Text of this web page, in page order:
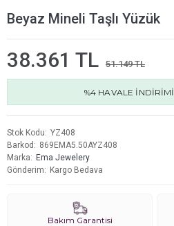
Beyaz Mineli Taşlı Yüzük
38.361 TL 51.149 TL
%4 HAVALE İNDİRİMİ
Stok Kodu
YZ408
Barkod
869EMA5.50AYZ408
Marka
Ema Jewelery
Gönderim
Kargo Bedava
Bakım Garantisi